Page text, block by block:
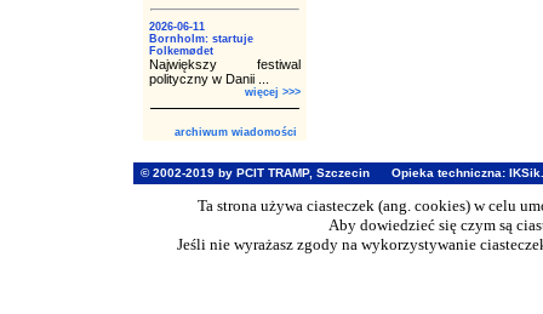
2026-06-11
Bornholm: startuje
Folkemødet
Największy festiwal
polityczny w Danii ...
więcej >>>
archiwum wiadomości
© 2002-2019 by PCIT TRAMP, Szczecin Opieka techniczna:
Ta strona używa ciasteczek (ang. cookies) w celu
Aby dowiedzieć się czym są
Jeśli nie wyrażasz zgody na wykorzystywanie